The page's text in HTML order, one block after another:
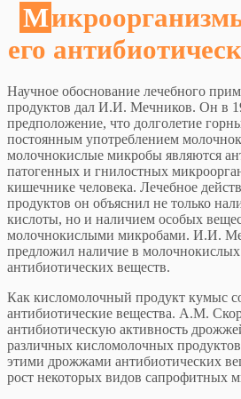
Микроорганизмы кумыса и
его
Научное обоснование лечебного
продуктов дал И.И. Мечников. Он в
предположение, что долголетие
постоянным употреблением
молочнокислые микробы являются
патогенных и гнилостных
кишечнике человека. Лечебное
продуктов он объяснил не только
кислоты, но и наличием особых
молочнокислыми микробами. И.И.
предложил наличие в
антибиотических веществ.
Как кисломолочный продукт кумыс
антибиотические вещества. А.М.
антибиотическую активность
различных кисломолочных
этими дрожжами антибиотических
рост некоторых видов сапрофитных